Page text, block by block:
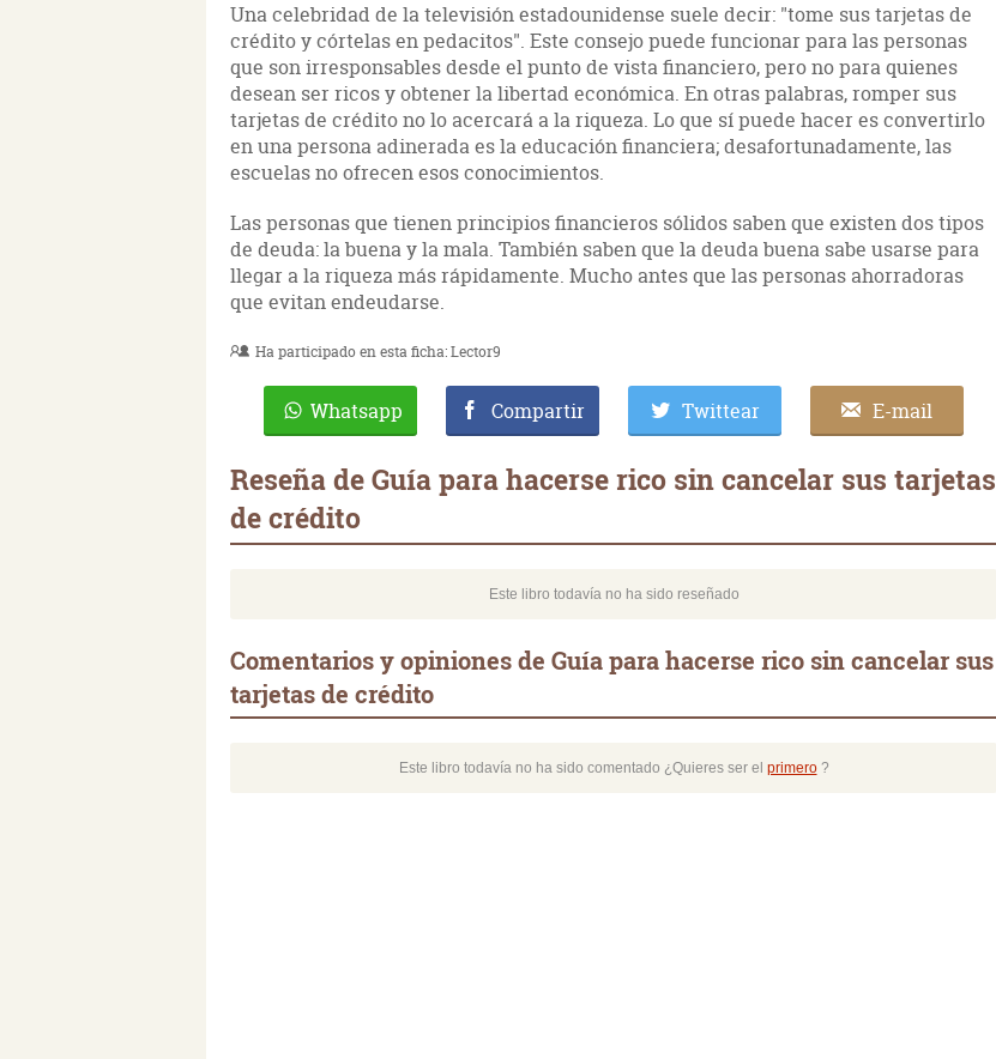
Una celebridad de la televisión estadounidense suele decir: "tome sus tarjetas de
crédito y córtelas en pedacitos". Este consejo puede funcionar para las personas
que son irresponsables desde el punto de vista financiero, pero no para quienes
desean ser ricos y obtener la libertad económica. En otras palabras, romper sus
tarjetas de crédito no lo acercará a la riqueza. Lo que sí puede hacer es convertirlo
en una persona adinerada es la educación financiera; desafortunadamente, las
escuelas no ofrecen esos conocimientos.
Las personas que tienen principios financieros sólidos saben que existen dos tipos
de deuda: la buena y la mala. También saben que la deuda buena sabe usarse para
llegar a la riqueza más rápidamente. Mucho antes que las personas ahorradoras
que evitan endeudarse.
Ha participado en esta ficha:Lector9
Whatsapp Compartir Twittear E-mail
Reseña de Guía para hacerse rico sin cancelar sus tarjetas
de crédito
Este libro todavía no ha sido reseñado
Comentarios y opiniones de Guía para hacerse rico sin cancelar sus
tarjetas de crédito
Este libro todavía no ha sido comentado ¿Quieres ser el primero?